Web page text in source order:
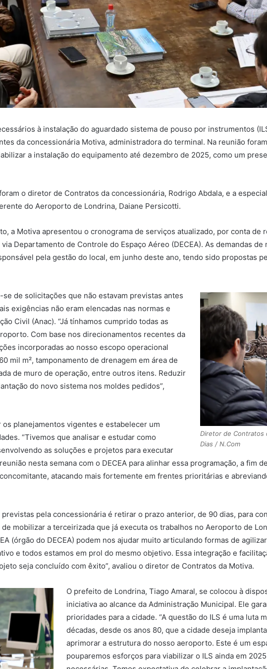
à instalação do aguardado sistema de pouso por instrumentos
da concessionária Motiva, administradora do terminal. Na reunião
a instalação do equipamento até dezembro de 2025, como um
o diretor de Contratos da concessionária, Rodrigo Abdala, e a
do Aeroporto de Londrina, Daiane Persicotti.
a Motiva apresentou o cronograma de serviços atualizado, por conta de
Departamento de Controle do Espaço Aéreo (DECEA). As demandas
pela gestão do local, em junho deste ano, tendo sido propostas
Diretor de Contratos
Dias / N.Com
de solicitações que não estavam previstas antes
exigências não eram elencadas nas normas e
Civil (Anac). “Já tínhamos cumprido todas as
Com base nos direcionamentos recentes da
incorporadas ao nosso escopo operacional
mil m², tamponamento de drenagem em área de
de muro de operação, entre outros itens. Reduzir
do novo sistema nos moldes pedidos”,
planejamentos vigentes e estabelecer um
“Tivemos que analisar e estudar como
as soluções e projetos para executar
nesta semana com o DECEA para alinhar essa programação, a fim
atacando mais fortemente em frentes prioritárias e
pela concessionária é retirar o prazo anterior, de 90 dias, para
mobilizar a terceirizada que já executa os trabalhos no Aeroporto de
(órgão do DECEA) podem nos ajudar muito articulando formas de
e todos estamos em prol do mesmo objetivo. Essa integração e
seja concluído com êxito”, avaliou o diretor de Contratos da Motiva.
O prefeito de Londrina, Tiago Amaral, se colocou à
iniciativa ao alcance da Administração Municipal. Ele
prioridades para a cidade. “A questão do ILS é uma luta
décadas, desde os anos 80, que a cidade deseja
aprimorar a estrutura do nosso aeroporto. Este é um
pouparemos esforços para viabilizar o ILS ainda em